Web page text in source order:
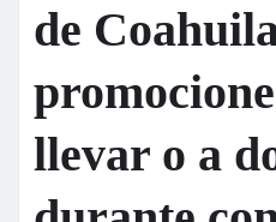
de
llevar o a